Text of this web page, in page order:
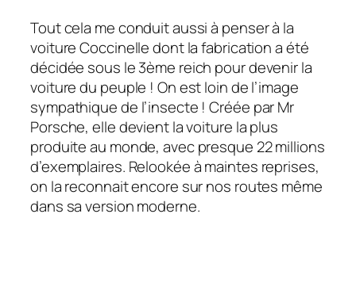
Tout cela me conduit aussi à penser à la
voiture Coccinelle dont la fabrication a été
décidée sous le 3ème reich pour devenir la
voiture du peuple ! On est loin de l’image
sympathique de l’insecte ! Créée par Mr
Porsche, elle devient la voiture la plus
produite au monde, avec presque 22 millions
d’exemplaires. Relookée à maintes reprises,
on la reconnait encore sur nos routes même
dans sa version moderne.